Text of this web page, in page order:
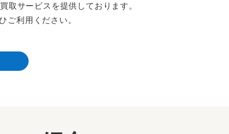
取サービスを提供しております。
ご利用ください。